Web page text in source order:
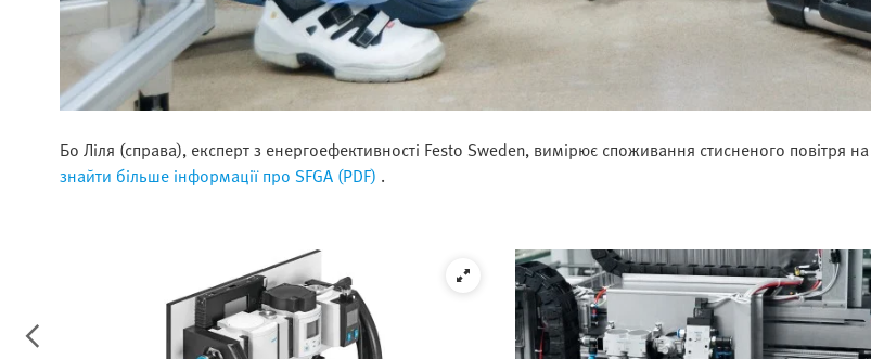
Бо Ліля (справа), експерт з енергоефективності Festo Sweden, вимірює споживання стисненого повітря
знайти більше інформації про SFGA (PDF) .